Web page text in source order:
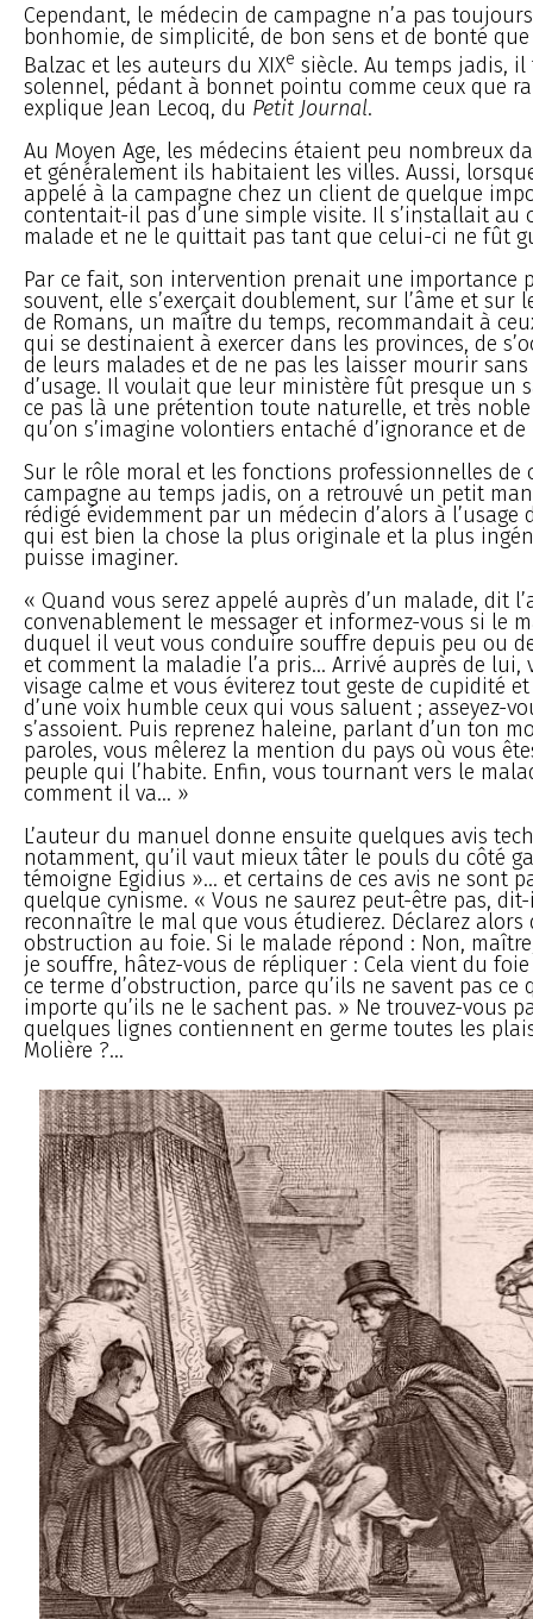
Cependant, le médecin de campagne n’a pas
bonhomie, de simplicité, de bon sens et de bonté
Balzac et les auteurs du XIXe siècle. Au temps jadis,
solennel, pédant à bonnet pointu comme ceux que
explique Jean Lecoq, du Petit Journal.
Au Moyen Age, les médecins étaient peu nombreux
et généralement ils habitaient les villes. Aussi,
appelé à la campagne chez un client de quelque
contentait-il pas d’une simple visite. Il s’installait au
malade et ne le quittait pas tant que celui-ci ne fût
Par ce fait, son intervention prenait une importance
souvent, elle s’exerçait doublement, sur l’âme et sur
de Romans, un maître du temps, recommandait à
qui se destinaient à exercer dans les provinces, de
de leurs malades et de ne pas les laisser mourir
d’usage. Il voulait que leur ministère fût presque un
ce pas là une prétention toute naturelle, et très
qu’on s’imagine volontiers entaché d’ignorance et
Sur le rôle moral et les fonctions professionnelles de
campagne au temps jadis, on a retrouvé un petit
rédigé évidemment par un médecin d’alors à l’usage
qui est bien la chose la plus originale et la plus
puisse imaginer.
« Quand vous serez appelé auprès d’un malade, dit
convenablement le messager et informez-vous si le
duquel il veut vous conduire souffre depuis peu ou
et comment la maladie l’a pris... Arrivé auprès de lui,
visage calme et vous éviterez tout geste de cupidité et
d’une voix humble ceux qui vous saluent ; asseyez-
s’assoient. Puis reprenez haleine, parlant d’un ton
paroles, vous mêlerez la mention du pays où vous
peuple qui l’habite. Enfin, vous tournant vers le
comment il va... »
L’auteur du manuel donne ensuite quelques avis
notamment, qu’il vaut mieux tâter le pouls du côté
témoigne Egidius »... et certains de ces avis ne sont
quelque cynisme. « Vous ne saurez peut-être pas,
reconnaître le mal que vous étudierez. Déclarez alors
obstruction au foie. Si le malade répond : Non,
je souffre, hâtez-vous de répliquer : Cela vient du foie
ce terme d’obstruction, parce qu’ils ne savent pas ce
importe qu’ils ne le sachent pas. » Ne trouvez-vous
quelques lignes contiennent en germe toutes les
Molière ?...